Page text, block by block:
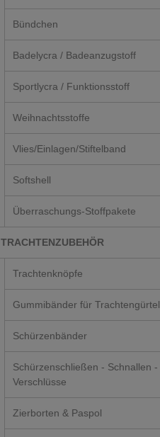
Bündchen
Badelycra / Badeanzugstoff
Sportlycra / Funktionsstoff
Weihnachtsstoffe
Vlies/Einlagen/Stiftelband
Softshell
Überraschungs-Stoffpakete
TRACHTENZUBEHÖR
Trachtenknöpfe
Gummibänder für Trachtengürtel
Schürzenbänder
Schürzenschließen - Schnallen -
Verschlüsse
Zierborten & Paspol